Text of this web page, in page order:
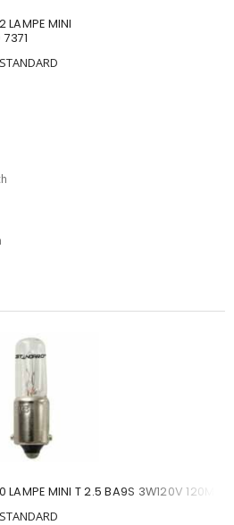
LAMPE MINI
MINI T 2.5 BA9S 3W120V 120MB